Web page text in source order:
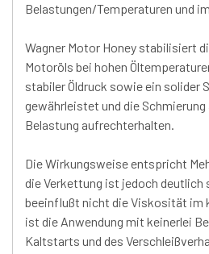
Belastungen/Temperaturen und
Wagner Motor Honey stabilisiert
Motoröls bei hohen
stabiler Öldruck sowie ein solider
gewährleistet und die
Belastung aufrechterhalten.
Die Wirkungsweise entspricht
die Verkettung ist jedoch deutlich
beeinflußt nicht die Viskosität im
ist die Anwendung mit keinerlei
Kaltstarts und des